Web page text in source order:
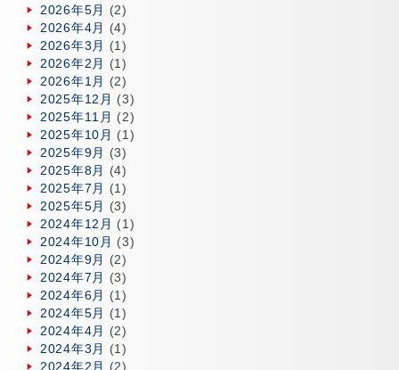
2026年5月
(2)
2026年4月
(4)
2026年3月
(1)
2026年2月
(1)
2026年1月
(2)
2025年12月 (3)
2025年11月 (2)
2025年10月 (1)
2025年9月
(3)
2025年8月
(4)
2025年7月
(1)
2025年5月
(3)
2024年12月 (1)
2024年10月 (3)
2024年9月
(2)
2024年7月
(3)
2024年6月
(1)
2024年5月
(1)
2024年4月
(2)
2024年3月
(1)
2024年2月
(2)